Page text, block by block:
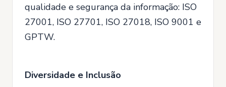
qualidade e segurança da informação: ISO
27001, ISO 27701, ISO 27018, ISO 9001 e
GPTW.
Diversidade e Inclusão